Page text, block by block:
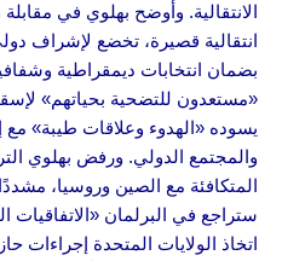
الانتقالية. وأوضح بهلوي في
انتقالية قصيرة، تخضع لإشراف
بضمان انتخابات ديمقراطية
«مستعدون للتضحية بحياتهم»
يسوده «الهدوء وعلاقات طيبة» مع
والمجتمع الدولي. ورفض بهلوي
المتكافئة مع الصين وروسيا،
ستراجع في البرلمان «الاتفاقيات
اتخاذ الولايات المتحدة إجراءات